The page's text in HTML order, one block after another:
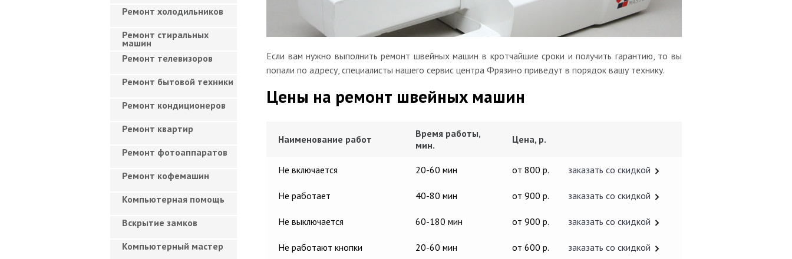
Если вам нужно выполнить ремонт швейных машин в кротчайшие сроки и получить гарантию, то вы
попали по адресу, специалисты нашего сервис центра Фрязино приведут в порядок вашу технику.
Цены на ремонт швейных машин
Наименование работ
Время работы,
мин.
Цена, р.
Не включается 20-60 мин от 800 р. заказать со скидкой
Не работает 40-80 мин от 900 р. заказать со скидкой
Не выключается 60-180 мин от 900 р. заказать со скидкой
Не работают кнопки 20-60 мин от 600 р. заказать со скидкой
Ремонт холодильников
Ремонт стиральных
машин
Ремонт телевизоров
Ремонт бытовой техники
Ремонт кондиционеров
Ремонт квартир
Ремонт фотоаппаратов
Ремонт кофемашин
Компьютерная помощь
Вскрытие замков
Компьютерный мастер